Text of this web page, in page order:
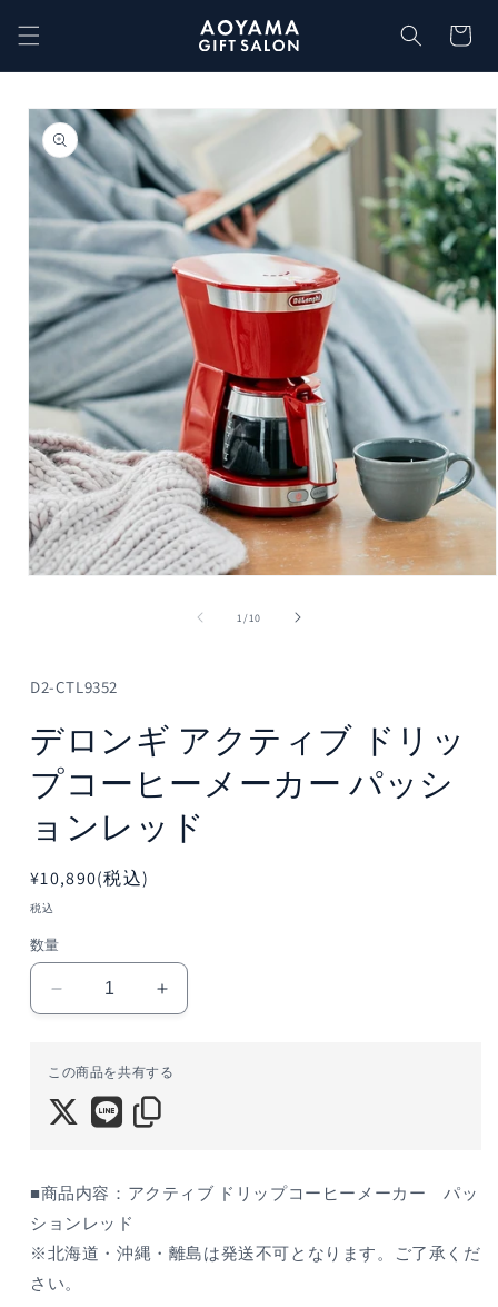
ンツに
進む
ー
商品情
報にス
キップ
メ
ア
を
開
く
1/の
10
D2-CTL9352
デロンギ アクティブ ドリッ
プコーヒーメーカー パッシ
ョンレッド
通
常
格
¥10,890(税込)
税込
数量
ギ
ア
ィ
ブ
ド
リ
ッ
デ
ギ
ア
ィ
ド
リ
この商品を共有する
■商品内容：アクティブ ドリップコーヒーメーカー パッ
ションレッド
※北海道・沖縄・離島は発送不可となります。ご了承くだ
さい。